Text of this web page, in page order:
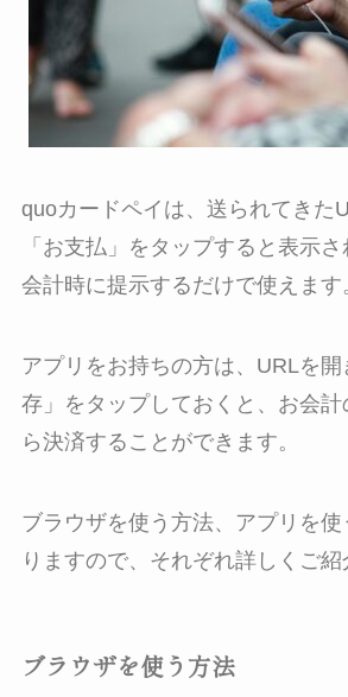
quoカードペイは、送られてきた
「お支払」をタップすると表示
会計時に提示するだけで使えます
アプリをお持ちの方は、URLを
存」をタップしておくと、お会
ら決済することができます。
ブラウザを使う方法、アプリを
りますので、それぞれ詳しくご紹
ブラウザを使う方法